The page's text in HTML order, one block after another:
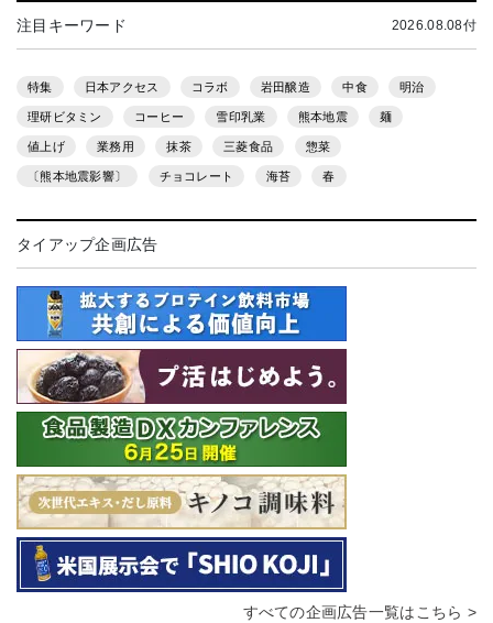
注目キーワード 2026.08.08付
特集 日本アクセス コラボ 岩田醸造 中食 明治
理研ビタミン コーヒー 雪印乳業 熊本地震 麺
値上げ 業務用 抹茶 三菱食品 惣菜
〔熊本地震影響〕 チョコレート 海苔 春
タイアップ企画広告
すべての企画広告一覧はこちら >